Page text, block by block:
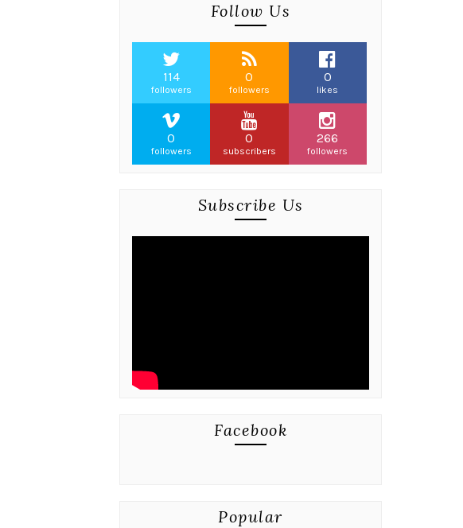
Follow Us
114
followers
0
followers
0
likes
0
followers
0
subscribers
266
followers
Subscribe Us
Facebook
Popular